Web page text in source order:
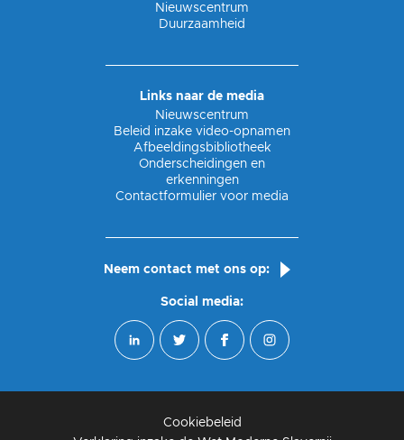
Nieuwscentrum
Duurzaamheid
Links naar de media
Nieuwscentrum
Beleid inzake video-opnamen
Afbeeldingsbibliotheek
Onderscheidingen en
erkenningen
Contactformulier voor media
Neem contact met ons op:
Social media:
Cookiebeleid